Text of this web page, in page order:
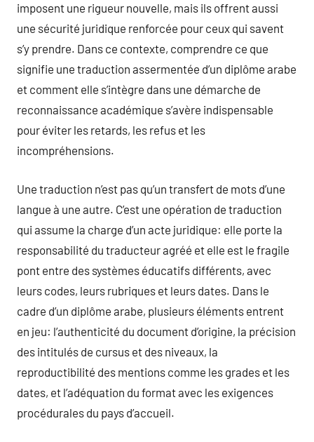
imposent une rigueur nouvelle, mais ils offrent aussi
une sécurité juridique renforcée pour ceux qui savent
s’y prendre. Dans ce contexte, comprendre ce que
signifie une traduction assermentée d’un diplôme arabe
et comment elle s’intègre dans une démarche de
reconnaissance académique s’avère indispensable
pour éviter les retards, les refus et les
incompréhensions.
Une traduction n’est pas qu’un transfert de mots d’une
langue à une autre. C’est une opération de traduction
qui assume la charge d’un acte juridique: elle porte la
responsabilité du traducteur agréé et elle est le fragile
pont entre des systèmes éducatifs différents, avec
leurs codes, leurs rubriques et leurs dates. Dans le
cadre d’un diplôme arabe, plusieurs éléments entrent
en jeu: l’authenticité du document d’origine, la précision
des intitulés de cursus et des niveaux, la
reproductibilité des mentions comme les grades et les
dates, et l’adéquation du format avec les exigences
procédurales du pays d’accueil.